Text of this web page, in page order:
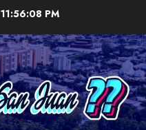
11:56:09 PM